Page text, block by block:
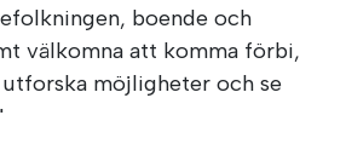
boende och
välkomna att komma förbi,
möjligheter och se